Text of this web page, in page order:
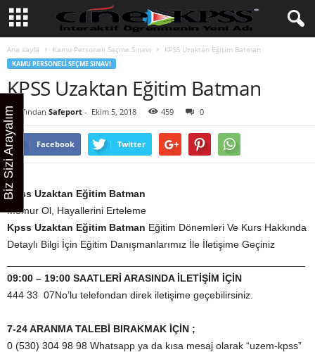
Ana sayfa Kamu Personeli Seçme Sınavı KPSS Uzaktan Eğitim Batman
KAMU PERSONELI SEÇME SINAVI
KPSS Uzaktan Eğitim Batman
Tarafından Safeport - Ekim 5, 2018 459 0
Facebook Twitter
Kpss Uzaktan Eğitim Batman
Memur Ol, Hayallerini Erteleme
Kpss Uzaktan Eğitim Batman Eğitim Dönemleri Ve Kurs Hakkında
Detaylı Bilgi İçin Eğitim Danışmanlarımız İle İletişime Geçiniz
09:00 – 19:00 SAATLERİ ARASINDA İLETİŞİM İÇİN
444 33 07No’lu telefondan direk iletişime geçebilirsiniz.
7-24 ARANMA TALEBİ BIRAKMAK İÇİN ;
0 (530) 304 98 98 Whatsapp ya da kısa mesaj olarak “uzem-kpss”
Biz Sizi Arayalım